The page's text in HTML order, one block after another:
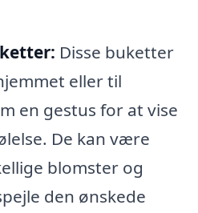
Disse buketter
eller til
en gestus for at vise
De kan være
blomster og
den ønskede